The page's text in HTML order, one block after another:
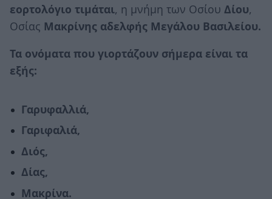
εορτολόγιο τιμάται, η μνήμη των Οσίου Δίου,
Οσίας Μακρίνης αδελφής Μεγάλου Βασιλείου.
Τα ονόματα που γιορτάζουν σήμερα είναι τα
εξής:
Γαρυφαλλιά,
Γαριφαλιά,
Διός,
Δίας,
Μακρίνα.